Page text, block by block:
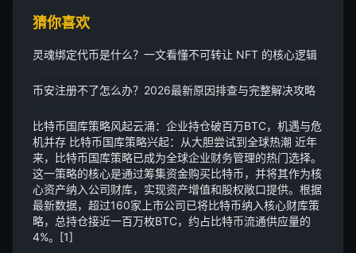
猜你喜欢
灵魂绑定代币是什么？一文看懂不可转让 NFT 的核心逻辑
币安注册不了怎么办？2026最新原因排查与完整解决攻略
比特币国库策略风起云涌：企业持仓破百万BTC，机遇与危
机并存 比特币国库策略兴起：从大胆尝试到全球热潮 近年
来，比特币国库策略已成为全球企业财务管理的热门选择。
这一策略的核心是通过筹集资金购买比特币，并将其作为核
心资产纳入公司财库，实现资产增值和股权敞口提供。根据
最新数据，超过160家上市公司已将比特币纳入核心财库策
略，总持仓接近一百万枚BTC，约占比特币流通供应量的
4%。[1]